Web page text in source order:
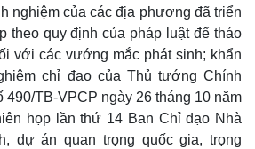
E-Magazine
Infographic
nghiệm của các địa phương đã triển
theo quy định của pháp luật để tháo
với các vướng mắc phát sinh; khẩn
chỉ đạo của Thủ tướng Chính
490/TB-VPCP ngày 26 tháng 10 năm
họp lần thứ 14 Ban Chỉ đạo Nhà
dự án quan trọng quốc gia, trọng